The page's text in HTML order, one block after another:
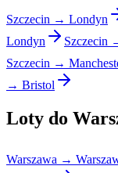
Szczecin → Londyn
Londyn
Szczecin
Szczecin →
→ Bristol
Loty do
Warszawa →